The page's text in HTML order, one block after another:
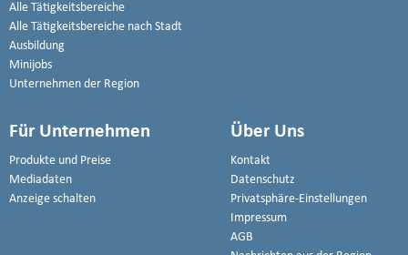
Alle Tätigkeitsbereiche
Alle Tätigkeitsbereiche nach Stadt
Ausbildung
Minijobs
Unternehmen der Region
Für Unternehmen
Produkte und Preise
Mediadaten
Anzeige schalten
Über Uns
Kontakt
Datenschutz
Privatsphäre-Einstellungen
Impressum
AGB